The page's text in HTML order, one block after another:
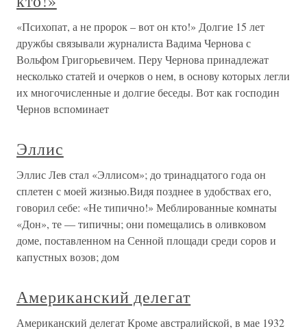
«Психопат, а не пророк – вот он кто!» Долгие 15 лет
дружбы связывали журналиста Вадима Чернова с
Вольфом Григорьевичем. Перу Чернова принадлежат
несколько статей и очерков о нем, в основу которых легли
их многочисленные и долгие беседы. Вот как господин
Чернов вспоминает
Эллис
Эллис Лев стал «Эллисом»; до тринадцатого года он
сплетен с моей жизнью.Видя позднее в удобствах его,
говорил себе: «Не типично!» Меблированные комнаты
«Дон», те — типичны; они помещались в оливковом
доме, поставленном на Сенной площади среди соров и
капустных возов; дом
Американский делегат
Американский делегат Кроме австралийской, в мае 1932